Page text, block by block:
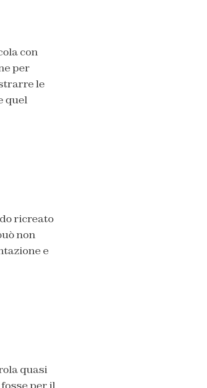
con
per
le
quel
ricreato
non
e
quasi